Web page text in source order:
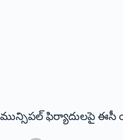
మున్సిపల్ ఫిర్యాదులపై ఈసీ